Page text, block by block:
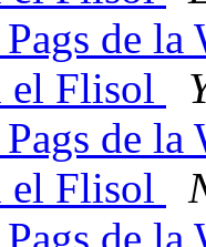
de la
el Flisol
de la
el Flisol